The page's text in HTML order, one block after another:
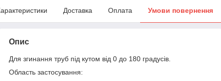
Доставка Оплата Умови повернення
Опис
Для згинання труб під кутом від 0 до 180 градусів.
Область застосування: